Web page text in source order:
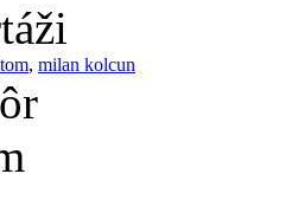
, milan kolcun